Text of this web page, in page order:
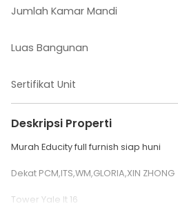
Jumlah Kamar Mandi
Luas Bangunan
Sertifikat Unit
Deskripsi Properti
Murah Educity full furnish siap huni
Dekat PCM,ITS,WM,GLORIA,XIN ZHONG
Tower Yale lt 16